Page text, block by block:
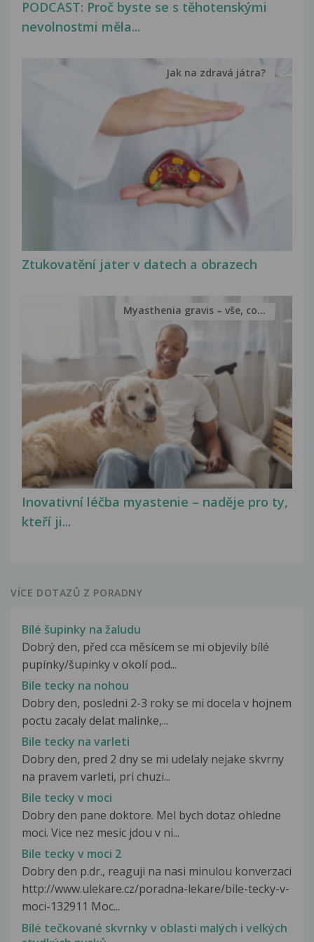
PODCAST: Proč byste se s těhotenskými
nevolnostmi měla...
Ztukovatění jater v datech a obrazech
Jak na zdravá játra?
Inovativní léčba myastenie – naděje pro ty,
kteří ji...
Myasthenia gravis – vše, co...
VÍCE DOTAZŮ Z PORADNY
Bílé šupinky na žaludu
Dobrý den, před cca měsícem se mi objevily bílé
pupínky/šupinky v okolí pod...
Bile tecky na nohou
Dobry den, posledni 2-3 roky se mi docela v hojnem
poctu zacaly delat malinke,...
Bile tecky na varleti
Dobry den, pred 2 dny se mi udelaly nejake skvrny
na pravem varleti, pri chuzi...
Bile tecky v moci
Dobry den pane doktore. Mel bych dotaz ohledne
moci. Vice nez mesic jdou v ni...
Bile tecky v moci 2
Dobry den p.dr., reaguji na nasi minulou konverzaci
http://www.ulekare.cz/poradna-lekare/bile-tecky-v-
moci-132911 Moc...
Bílé tečkované skvrnky v oblasti malých i velkých